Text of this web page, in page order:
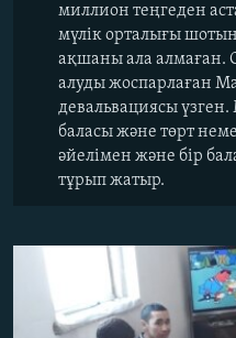
миллион теңгеден
мүлік орталығы
ақшаны ала алмаған.
алуды жоспарлаған
девальвациясы
баласы және төрт
әйелімен және бір
тұрып жатыр.